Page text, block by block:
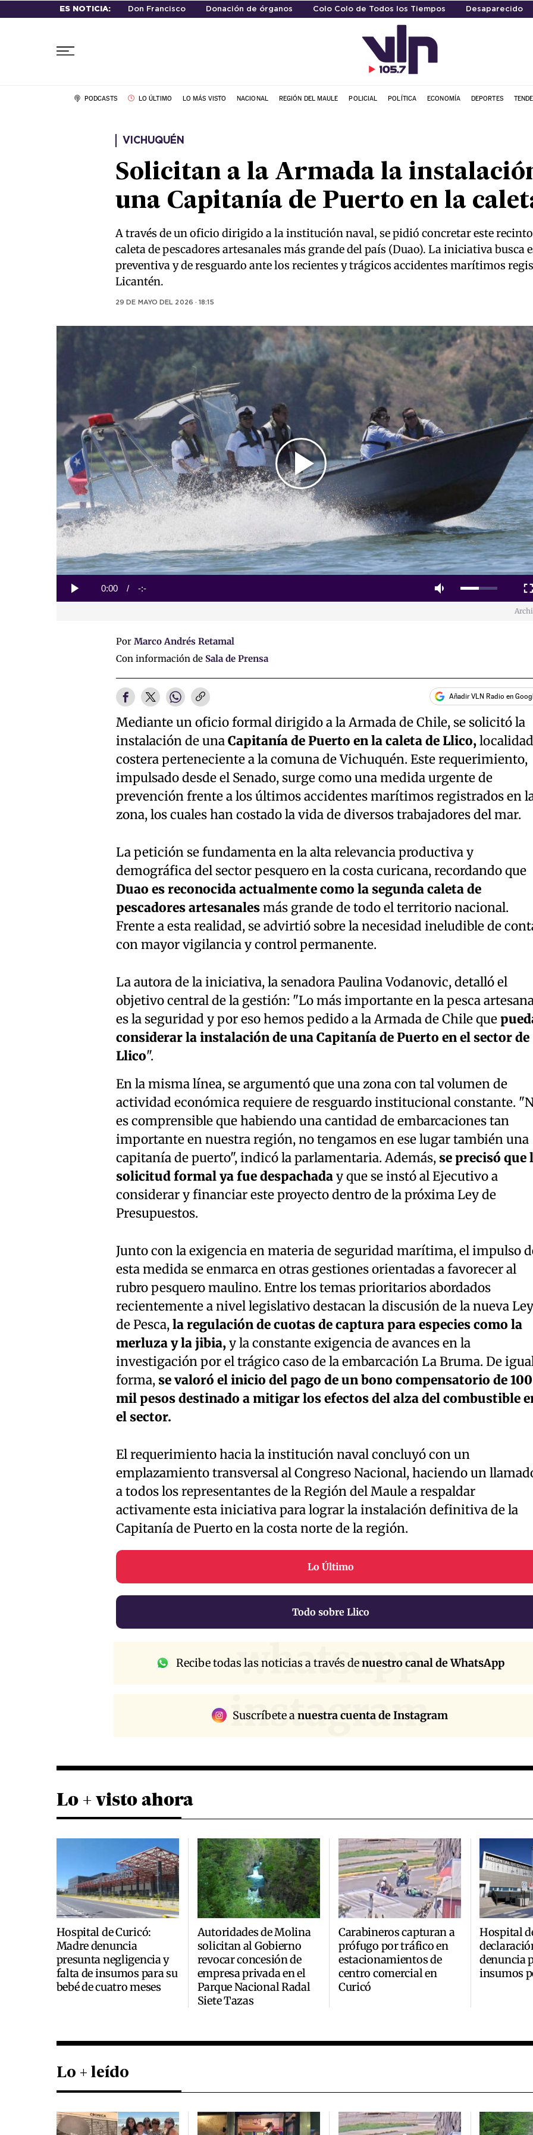
ES NOTICIA: Don Francisco Donación de órganos Colo Colo de Todos los Tiempos Desaparecido
PODCASTS LO ÚLTIMO LO MÁS VISTO NACIONAL REGIÓN DEL MAULE POLICIAL POLÍTICA ECONOMÍA DEPORTES
VICHUQUÉN
Solicitan a la Armada la
una Capitanía de Puerto en la
A través de un oficio dirigido a la institución naval, se pidió concretar este
caleta de pescadores artesanales más grande del país (Duao). La iniciativa busca
preventiva y de resguardo ante los recientes y trágicos accidentes marítimos
Licantén.
29 DE MAYO DEL 2026 · 18:15
Play
Video
Play Mute
Current
0:00 / Duration
-:-
Loaded:
Por Marco Andrés Retamal
Con información de Sala de Prensa
Añadir VLN Radio en
Mediante un oficio formal dirigido a la Armada de Chile, se solicitó la
instalación de unaCapitanía de Puerto en la caleta de Llico,localidad
costera perteneciente a la comuna de Vichuquén. Este requerimiento,
impulsado desde el Senado, surge como una medida urgente de
prevención frente a los últimos accidentes marítimos registrados en
zona, los cuales han costado la vida de diversos trabajadores del mar.
La petición se fundamenta en la alta relevancia productiva y
demográfica del sector pesquero en la costa curicana, recordando que
Duao es reconocida actualmente como la segunda caleta de
pescadores artesanalesmás grande de todo el territorio nacional.
Frente a esta realidad, se advirtió sobre la necesidad ineludible de
con mayor vigilancia y control permanente.
La autora de la iniciativa, la senadora Paulina Vodanovic, detalló el
objetivo central de la gestión: "Lo más importante en la pesca
es la seguridad y por eso hemos pedido a la Armada de Chile que
considerar la instalación de una Capitanía de Puerto en el sector de
Llico".
En la misma línea, se argumentó que una zona con tal volumen de
actividad económica requiere de resguardo institucional constante.
es comprensible que habiendo una cantidad de embarcaciones tan
importante en nuestra región, no tengamos en ese lugar también una
capitanía de puerto", indicó la parlamentaria. Además, se precisó que
solicitud formal ya fue despachaday que se instó al Ejecutivo a
considerar y financiar este proyecto dentro de la próxima Ley de
Presupuestos.
Junto con la exigencia en materia de seguridad marítima, el impulso
esta medida se enmarca en otras gestiones orientadas a favorecer al
rubro pesquero maulino. Entre los temas prioritarios abordados
recientemente a nivel legislativo destacan la discusión de la nueva Ley
de Pesca,la regulación de cuotas de captura para especies como la
merluza y la jibia,y la constante exigencia de avances en la
investigación por el trágico caso de la embarcación La Bruma. De
forma, se valoró el inicio del pago de un bono compensatorio de 100
mil pesos destinado a mitigar los efectos del alza del combustible
el sector.
El requerimiento hacia la institución naval concluyó con un
emplazamiento transversal al Congreso Nacional, haciendo un
a todos los representantes de la Región del Maule a respaldar
activamente esta iniciativa para lograr la instalación definitiva de la
Capitanía de Puerto en la costa norte de la región.
Lo Último
Todo sobre Llico
whatsapp
Recibe todas las noticias a través denuestro canal de WhatsApp
instagram
Suscríbete anuestra cuenta de Instagram
Lo + visto ahora
Hospital de Curicó:
Madre denuncia
presunta negligencia y
falta de insumos para su
bebé de cuatro meses
Autoridades de Molina
solicitan al Gobierno
revocar concesión de
empresa privada en el
Parque Nacional Radal
Siete Tazas
Carabineros capturan a
prófugo por tráfico en
estacionamientos de
centro comercial en
Curicó
Hospital
denuncia
insumos
Lo + leído